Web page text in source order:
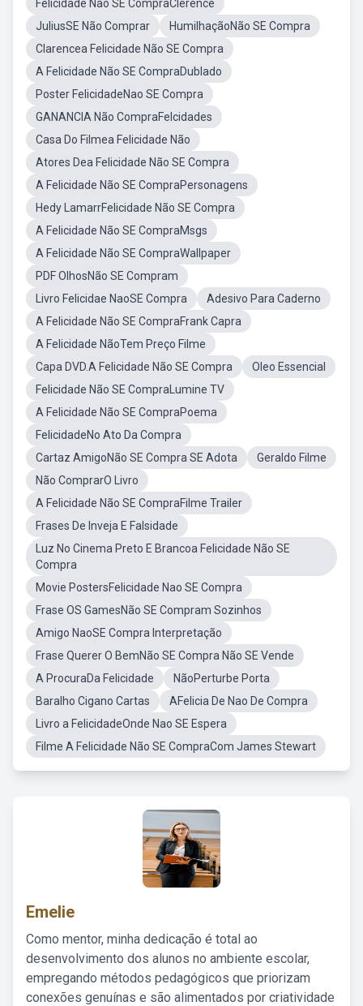
Felicidade Não SE CompraClerence
JuliusSE Não Comprar
HumilhaçãoNão SE Compra
Clarencea Felicidade Não SE Compra
A Felicidade Não SE CompraDublado
Poster FelicidadeNao SE Compra
GANANCIA Não CompraFelcidades
Casa Do Filmea Felicidade Não
Atores Dea Felicidade Não SE Compra
A Felicidade Não SE CompraPersonagens
Hedy LamarrFelicidade Não SE Compra
A Felicidade Não SE CompraMsgs
A Felicidade Não SE CompraWallpaper
PDF OlhosNão SE Compram
Livro Felicidae NaoSE Compra
Adesivo Para Caderno
A Felicidade Não SE CompraFrank Capra
A Felicidade NãoTem Preço Filme
Capa DVD.A Felicidade Não SE Compra
Oleo Essencial
Felicidade Não SE CompraLumine TV
A Felicidade Não SE CompraPoema
FelicidadeNo Ato Da Compra
Cartaz AmigoNão SE Compra SE Adota
Geraldo Filme
Não ComprarO Livro
A Felicidade Não SE CompraFilme Trailer
Frases De Inveja E Falsidade
Luz No Cinema Preto E Brancoa Felicidade Não SE
Compra
Movie PostersFelicidade Nao SE Compra
Frase OS GamesNão SE Compram Sozinhos
Amigo NaoSE Compra Interpretação
Frase Querer O BemNão SE Compra Não SE Vende
A ProcuraDa Felicidade
NãoPerturbe Porta
Baralho Cigano Cartas
AFelicia De Nao De Compra
Livro a FelicidadeOnde Nao SE Espera
Filme A Felicidade Não SE CompraCom James Stewart
Emelie
Como mentor, minha dedicação é total ao
desenvolvimento dos alunos no ambiente escolar,
empregando métodos pedagógicos que priorizam
conexões genuínas e são alimentados por criatividade